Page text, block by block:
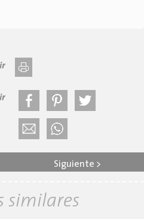
Siguiente >
similares